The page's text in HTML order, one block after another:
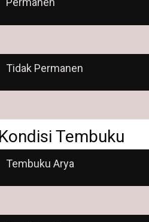
Tidak Permanen
Tembuku
Tembuku Arya